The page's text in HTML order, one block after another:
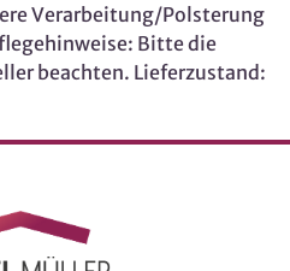
Verarbeitung/Polsterung
Bitte die
beachten. Lieferzustand: